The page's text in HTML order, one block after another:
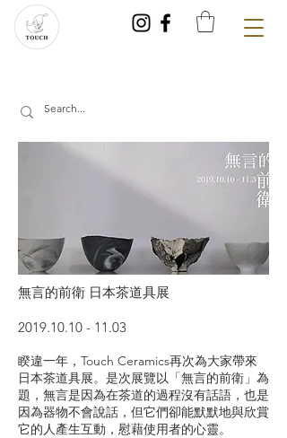
無言的前衛 日本茶道具展
2019.10.10 - 11.03
睽違一年，Touch Ceramics再次為大家帶來
日本茶道具展。是次展覽以「無言的前衛」為
題，無言是因為在茶道的過程沒有話語，也是
因為器物不會說話，但它們卻能默默地與欣賞
它的人產生互動，慰藉使用者的心靈。